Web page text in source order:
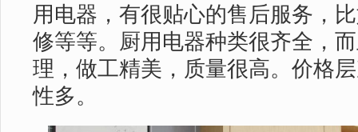
用电器，有很贴心的售后服务，
修等等。厨用电器种类很齐全，
理，做工精美，质量很高。价格
性多。